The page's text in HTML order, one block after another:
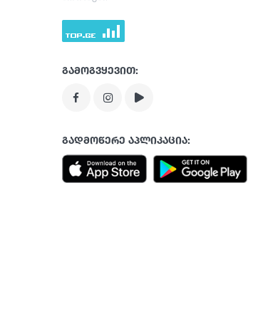
გამოგვყევით:
გადმოწერე აპლიკაცია: